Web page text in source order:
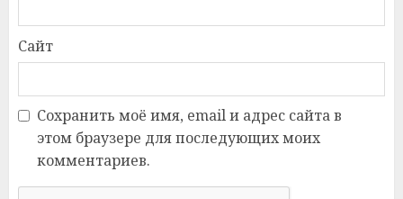
Сайт
Сохранить моё имя, email и адрес сайта в
этом браузере для последующих моих
комментариев.